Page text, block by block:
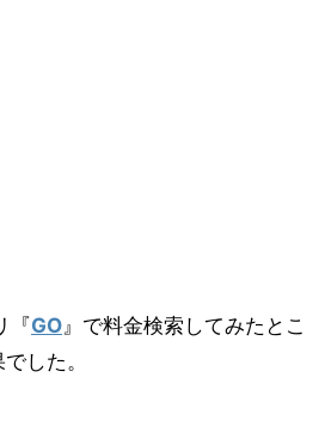
『GO 』で料金検索してみたとこ
した。